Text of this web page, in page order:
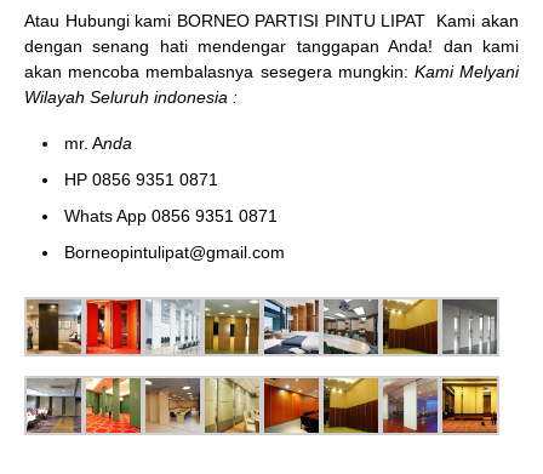
Atau Hubungi kami BORNEO PARTISI PINTU LIPAT
Kami akan
dengan senang hati mendengar tanggapan Anda! dan kami
akan mencoba membalasnya sesegera mungkin: Kami Melyani
Wilayah Seluruh indonesia :
mr. Anda
HP 0856 9351 0871
Whats App 0856 9351 0871
Borneopintulipat@gmail.com